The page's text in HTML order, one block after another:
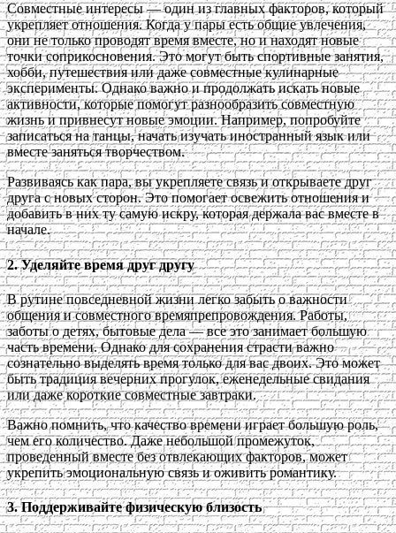
Совместные интересы — один из главных факторов, который
укрепляет отношения. Когда у пары есть общие увлечения,
они не только проводят время вместе, но и находят новые
точки соприкосновения. Это могут быть спортивные занятия,
хобби, путешествия или даже совместные кулинарные
эксперименты. Однако важно и продолжать искать новые
активности, которые помогут разнообразить совместную
жизнь и привнесут новые эмоции. Например, попробуйте
записаться на танцы, начать изучать иностранный язык или
вместе заняться творчеством.
Развиваясь как пара, вы укрепляете связь и открываете друг
друга с новых сторон. Это помогает освежить отношения и
добавить в них ту самую искру, которая держала вас вместе в
начале.
2. Уделяйте время друг другу
В рутине повседневной жизни легко забыть о важности
общения и совместного времяпрепровождения. Работы,
заботы о детях, бытовые дела — все это занимает большую
часть времени. Однако для сохранения страсти важно
сознательно выделять время только для вас двоих. Это может
быть традиция вечерних прогулок, еженедельные свидания
или даже короткие совместные завтраки.
Важно помнить, что качество времени играет большую роль,
чем его количество. Даже небольшой промежуток,
проведенный вместе без отвлекающих факторов, может
укрепить эмоциональную связь и оживить романтику.
3. Поддерживайте физическую близость